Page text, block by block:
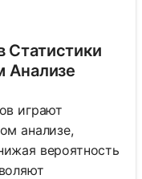
Статистики
Анализе
играют
анализе,
вероятность